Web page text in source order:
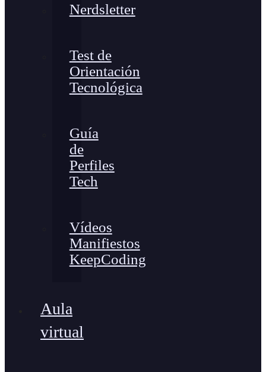
Nerdsletter
Test de
Orientación
Tecnológica
Guía
de
Perfiles
Tech
Vídeos
Manifiestos
KeepCoding
Aula
virtual